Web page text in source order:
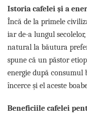
Promotii
Stabilizatoare tensiune
Piese schimb
Accesorii si intretinere
Curatare
Filtre
Portafiltre
Istoria cafelei și a
Încă de la primele
iar de-a lungul
natural la băutura
spune că un păstor
energie după consumul
încerce și el aceste
Beneficiile cafelei